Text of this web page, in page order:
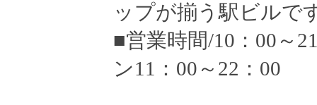
ップが揃う駅ビルで
■営業時間/10：00～
ン11：00～22：00